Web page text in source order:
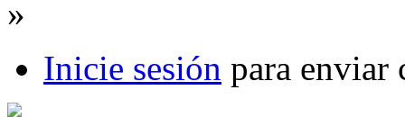
»
Inicie sesión para enviar